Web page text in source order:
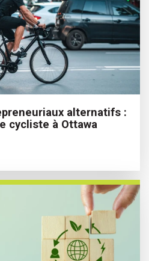
alternatifs :
cycliste à Ottawa